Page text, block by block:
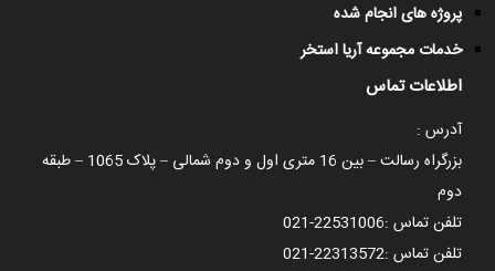
پروژه های انجام شده
خدمات مجموعه آریا استخر
اطلاعات تماس
آدرس :
بزرگراه رسالت – بین 16 متری اول و دوم شمالی – پلاک 1065 – طبقه
دوم
تلفن تماس :021-22531006
تلفن تماس :021-22313572